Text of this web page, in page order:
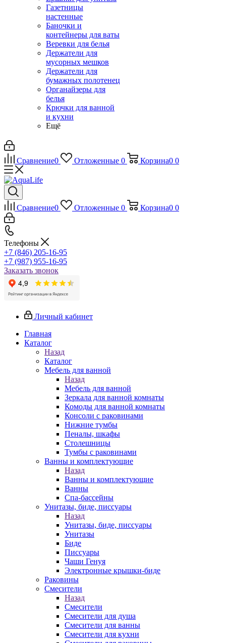
Газетницы
настенные
Баночки и
контейнеры для ваты
Веревки для белья
Держатели для
мусорных мешков
Держатели для
бумажных полотенец
Органайзеры для
белья
Крючки для ванной
и кухни
Ещё
Сравнение0 Отложенные 0 Корзина0 0
Сравнение0 Отложенные 0 Корзина0 0
Телефоны
+7 (846) 205-16-95
+7 (987) 955-16-95
Заказать звонок
Личный кабинет
Главная
Каталог
Назад
Каталог
Мебель для ванной
Назад
Мебель для ванной
Зеркала для ванной комнаты
Комоды для ванной комнаты
Консоли с раковинами
Нижние тумбы
Пеналы, шкафы
Столешницы
Тумбы с раковинами
Ванны и комплектующие
Назад
Ванны и комплектующие
Ванны
Спа-бассейны
Унитазы, биде, писсуары
Назад
Унитазы, биде, писсуары
Унитазы
Биде
Писсуары
Чаши Генуя
Электронные крышки-биде
Раковины
Смесители
Назад
Смесители
Смесители для душа
Смесители для ванны
Смесители для кухни